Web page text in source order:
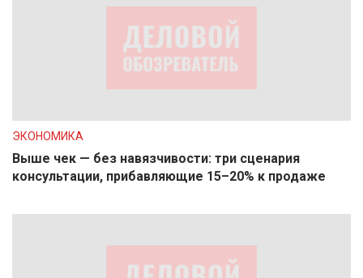
ЭКОНОМИКА
Выше чек — без навязчивости: три сценария
консультации, прибавляющие 15–20% к продаже